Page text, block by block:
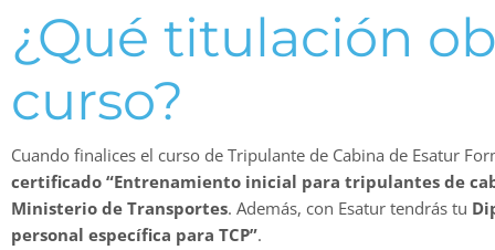
¿Qué titulación
curso?
Cuando finalices el curso de Tripulante de Cabina de Esatur
certificado “Entrenamiento inicial para tripulantes de
Ministerio de Transportes. Además, con Esatur tendrás tu
personal específica para TCP”.